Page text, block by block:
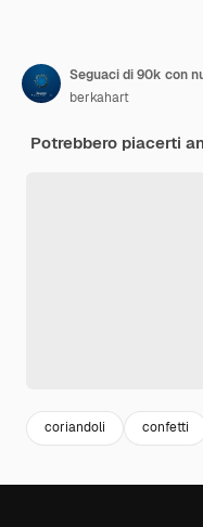
Seguaci di 90k con
berkahart
Potrebbero piacerti
coriandoli confetti